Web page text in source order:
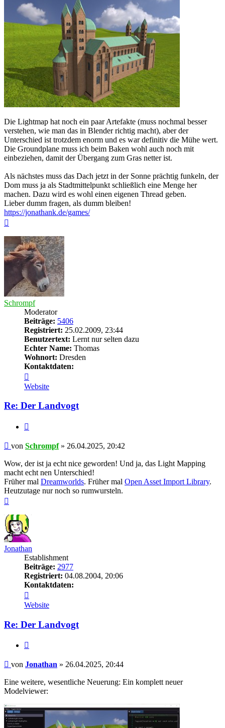
Die Lightmap hat noch ein paar Artefakte (muss nochmal besser
verstehen, wie man das in Blender richtig macht), aber der
Unterschied ist trotzdem enorm und es war definitiv die Mühe wert.
Die Groundplane muss ich beim Baken wohl auch noch mit
einbeziehen, damit der Übergang zum Gras netter ist.
Als nächstes muss das Dach jetzt in der Sonne prächtig funkeln, der
Dom muss ja als Stadtmittelpunkt schließlich eine Menge her
machen. Dazu wird es wohl einen eigenen Thread geben.
Lieber dumm fragen, als dumm bleiben!
https://jonathank.de/games/
Schrompf
Moderator
Beiträge: 5406
Registriert: 25.02.2009, 23:44
Benutzertext: Lernt nur selten dazu
Echter Name: Thomas
Wohnort: Dresden
Kontaktdaten:
von
Schrompf
Website
Re: Der Landvogt
Beitrag
von Schrompf» 26.04.2025, 20:42
Wow, der ist ja echt nice geworden! Und ja, das Light Mapping
macht echt nen Unterschied!
Früher mal Dreamworlds. Früher mal Open Asset Import Library.
Heutzutage nur noch so rumwursteln.
Jonathan
Establishment
Beiträge: 2977
Registriert: 04.08.2004, 20:06
Kontaktdaten:
von
Jonathan
Website
Re: Der Landvogt
Beitrag
von Jonathan » 26.04.2025, 20:44
Eine weitere, wesentliche Neuerung: Ein komplett neuer
Modelviewer: